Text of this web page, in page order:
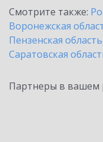
Смотрите также:
Воронежская
Пензенская область
Саратовская
Партнеры в вашем